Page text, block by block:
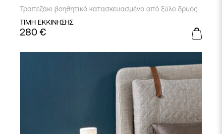
Τραπεζάκι βοηθητικό κατασκευασμένο από ξύλο δρυός.
ΤΙΜΗ ΕΚΚΙΝΗΣΗΣ
280 €